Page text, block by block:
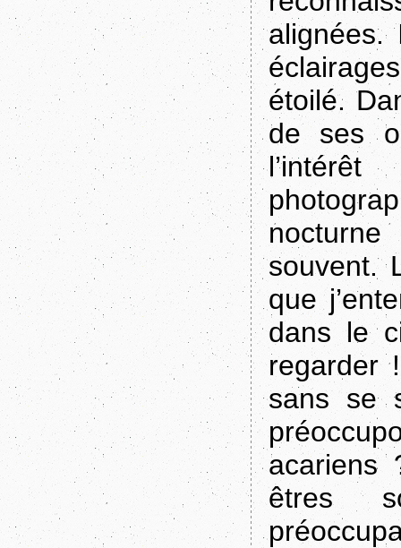
alignées.
étoilé.
de ses
souvent.
que
dans le
regarder
sans se
acariens
êtres